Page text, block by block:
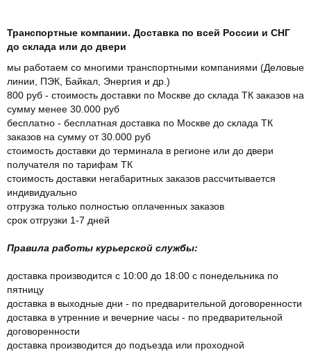
Транспортные компании. Доставка по всей России и СНГ
до склада или до двери
мы работаем со многими транспортными компаниями (Деловые
линии, ПЭК, Байкал, Энергия и др.)
800 руб - стоимость доставки по Москве до склада ТК заказов на
сумму менее 30.000 руб
бесплатно - бесплатная доставка по Москве до склада ТК
заказов на сумму от 30.000 руб
стоимость доставки до терминала в регионе или до двери
получателя по тарифам ТК
стоимость доставки негабаритных заказов рассчитывается
индивидуально
отгрузка только полностью оплаченных заказов
срок отгрузки 1-7 дней
Правила работы курьерской службы:
доставка производится с 10:00 до 18:00 с понедельника по
пятницу
доставка в выходные дни - по предварительной договоренности
доставка в утренние и вечерние часы - по предварительной
договоренности
доставка производится до подъезда или проходной